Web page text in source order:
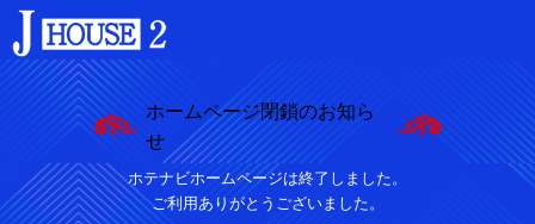
ホームページ閉鎖のお知ら
せ
ホテナビホームページは終了しました。
ご利用ありがとうございました。